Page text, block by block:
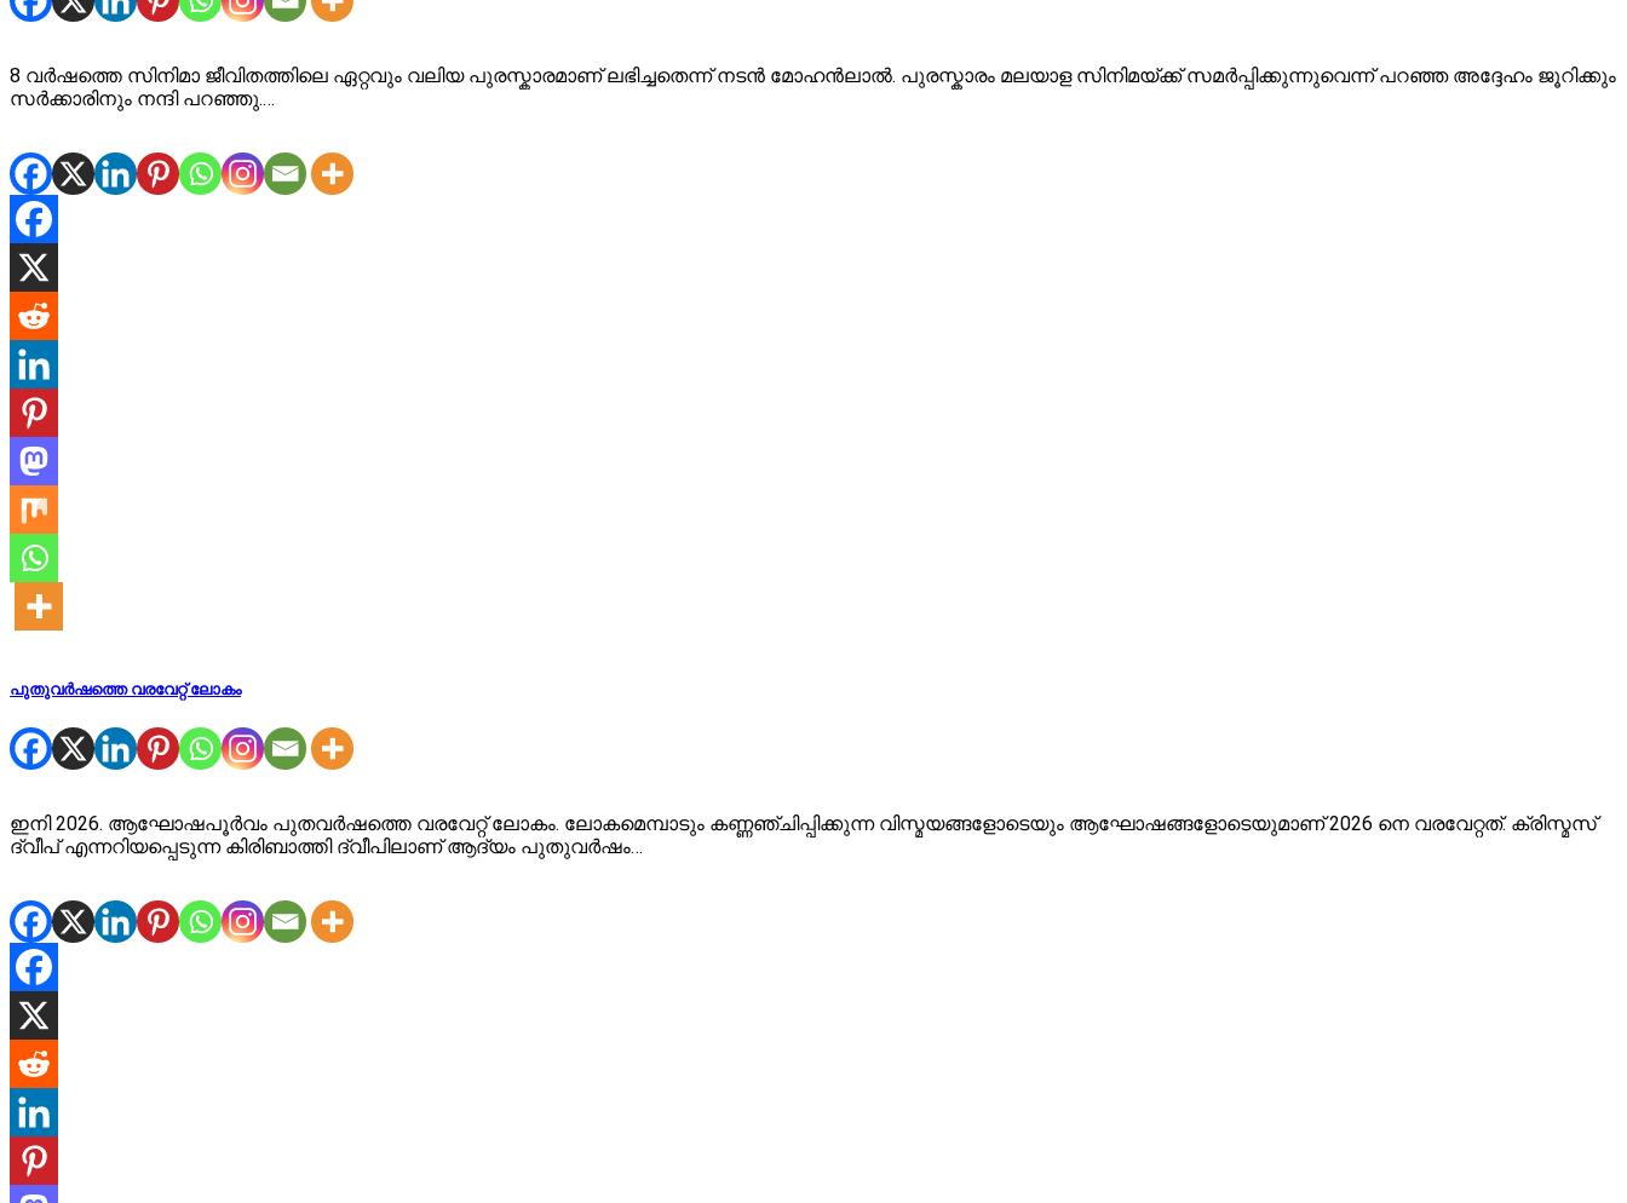
8 വർഷത്തെ സിനിമാ ജീവിതത്തിലെ ഏറ്റവും വലിയ പുരസ്കാരമാണ് ലഭിച്ചതെന്ന് നടൻ മോഹൻലാൽ. പുരസ്കാരം മലയാള സിനിമയ്ക്ക് സമർപ്പിക്കുന്നുവെന്ന് പറഞ്ഞ അദ്ദേഹം ജൂറിക്കും
സർക്കാരിനും നന്ദി പറഞ്ഞു.…
പുതുവർഷത്തെ വരവേറ്റ് ലോകം
ഇനി 2026. ആഘോഷപൂർവം പുതവർഷത്തെ വരവേറ്റ് ലോകം. ലോകമെമ്പാടും കണ്ണഞ്ചിപ്പിക്കുന്ന വിസ്മയങ്ങളോടെയും ആഘോഷങ്ങളോടെയുമാണ് 2026 നെ വരവേറ്റത്. ക്രിസ്മസ്
ദ്വീപ് എന്നറിയപ്പെടുന്ന കിരിബാത്തി ദ്വീപിലാണ് ആദ്യം പുതുവര്‍ഷം…